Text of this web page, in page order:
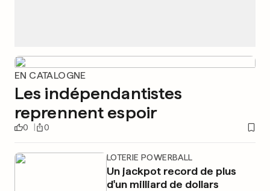
EN CATALOGNE
Les indépendantistes
reprennent espoir
0 0
LOTERIE POWERBALL
Un jackpot record de plus
d'un milliard de dollars